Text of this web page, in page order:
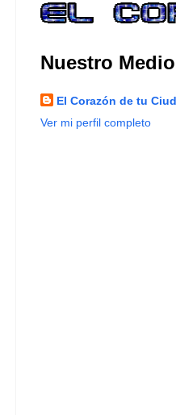
Nuestro Medio
El Corazón de tu
Ver mi perfil completo